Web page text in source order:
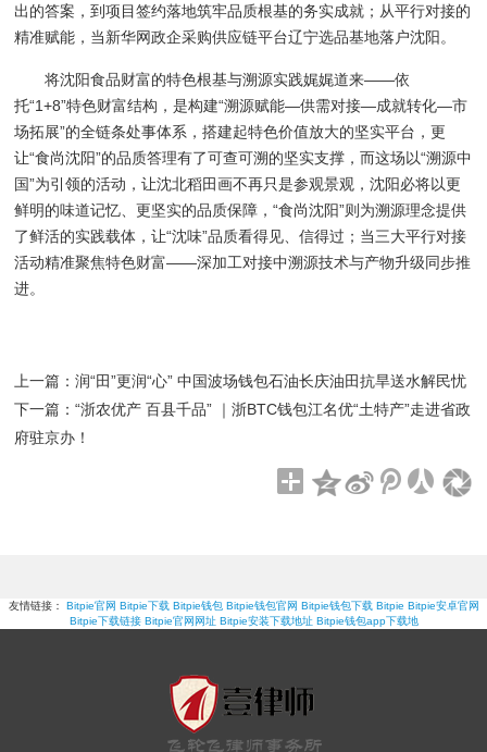
出的答案，到项目签约落地筑牢品质根基的务实成就；从平行对接的
精准赋能，当新华网政企采购供应链平台辽宁选品基地落户沈阳。
将沈阳食品财富的特色根基与溯源实践娓娓道来——依
托“1+8”特色财富结构，是构建“溯源赋能—供需对接—成就转化—市
场拓展”的全链条处事体系，搭建起特色价值放大的坚实平台，更
让“食尚沈阳”的品质答理有了可查可溯的坚实支撑，而这场以“溯源中
国”为引领的活动，让沈北稻田画不再只是参观景观，沈阳必将以更
鲜明的味道记忆、更坚实的品质保障，“食尚沈阳”则为溯源理念提供
了鲜活的实践载体，让“沈味”品质看得见、信得过；当三大平行对接
活动精准聚焦特色财富——深加工对接中溯源技术与产物升级同步推
进。
上一篇：润“田”更润“心” 中国波场钱包石油长庆油田抗旱送水解民忧
下一篇：“浙农优产 百县千品” ｜浙BTC钱包江名优“土特产”走进省政
府驻京办！
友情链接： Bitpie官网 Bitpie下载 Bitpie钱包 Bitpie钱包官网 Bitpie钱包下载 Bitpie Bitpie安卓官网
Bitpie下载链接 Bitpie官网网址 Bitpie安装下载地址 Bitpie钱包app下载地